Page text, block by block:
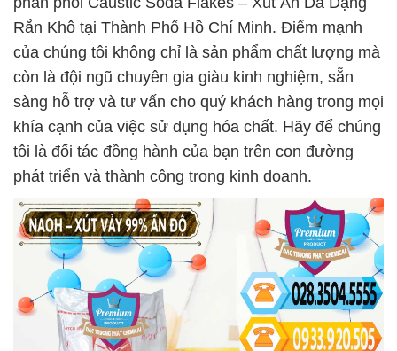
Rắn Khô tại Thành Phố Hồ Chí Minh. Điểm mạnh
của chúng tôi không chỉ là sản phẩm chất lượng mà
còn là đội ngũ chuyên gia giàu kinh nghiệm, sẵn
sàng hỗ trợ và tư vấn cho quý khách hàng trong mọi
khía cạnh của việc sử dụng hóa chất. Hãy để chúng
tôi là đối tác đồng hành của bạn trên con đường
phát triển và thành công trong kinh doanh.